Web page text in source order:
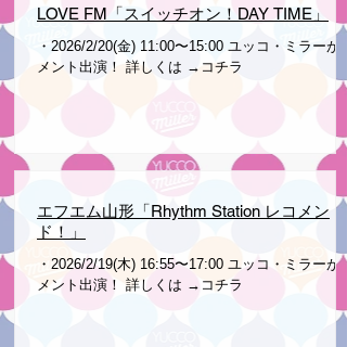
LOVE FM「スイッチオン！DAY TIME」
・2026/2/20(金) 11:00〜15:00 ユッコ・ミラーがコ
メント出演！ 詳しくは →コチラ
エフエム山形「Rhythm Station レコメン
ド！」
・2026/2/19(木) 16:55〜17:00 ユッコ・ミラーがコ
メント出演！ 詳しくは →コチラ